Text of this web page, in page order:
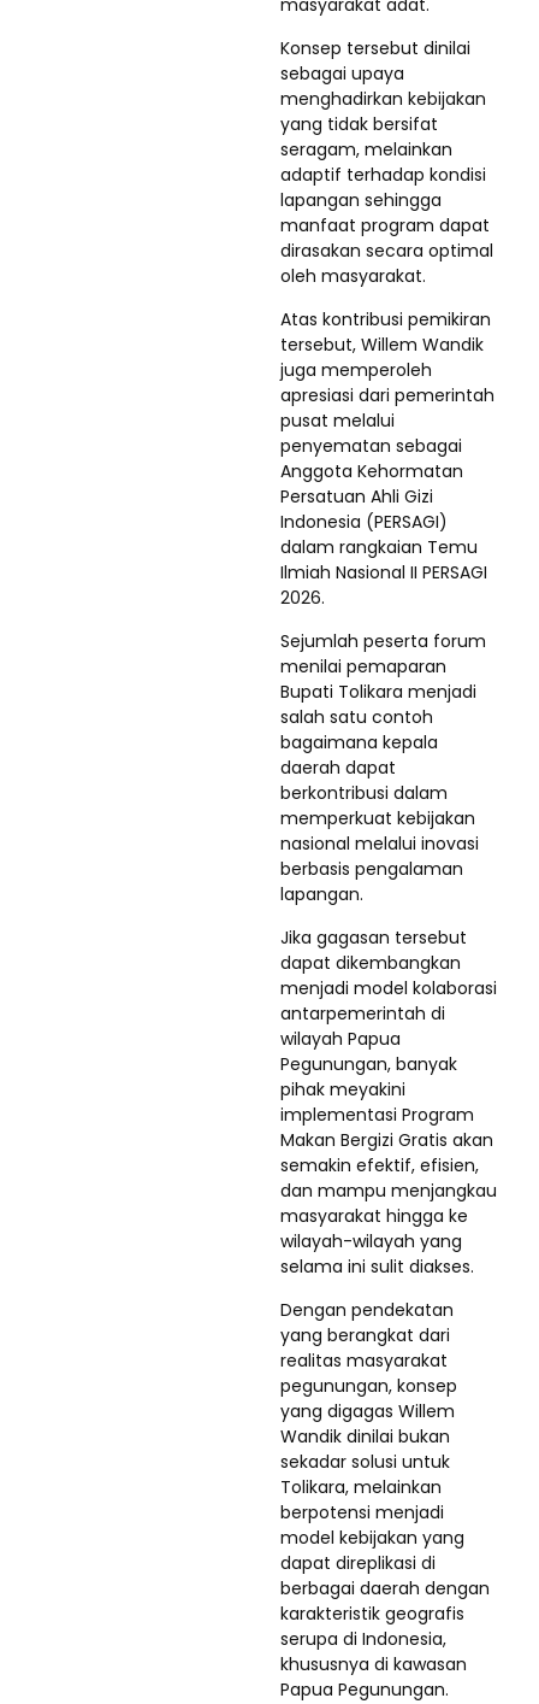
masyarakat adat.
Konsep tersebut dinilai
sebagai upaya
menghadirkan kebijakan
yang tidak bersifat
seragam, melainkan
adaptif terhadap kondisi
lapangan sehingga
manfaat program dapat
dirasakan secara optimal
oleh masyarakat.
Atas kontribusi pemikiran
tersebut, Willem Wandik
juga memperoleh
apresiasi dari pemerintah
pusat melalui
penyematan sebagai
Anggota Kehormatan
Persatuan Ahli Gizi
Indonesia (PERSAGI)
dalam rangkaian Temu
Ilmiah Nasional II PERSAGI
2026.
Sejumlah peserta forum
menilai pemaparan
Bupati Tolikara menjadi
salah satu contoh
bagaimana kepala
daerah dapat
berkontribusi dalam
memperkuat kebijakan
nasional melalui inovasi
berbasis pengalaman
lapangan.
Jika gagasan tersebut
dapat dikembangkan
menjadi model kolaborasi
antarpemerintah di
wilayah Papua
Pegunungan, banyak
pihak meyakini
implementasi Program
Makan Bergizi Gratis akan
semakin efektif, efisien,
dan mampu menjangkau
masyarakat hingga ke
wilayah-wilayah yang
selama ini sulit diakses.
Dengan pendekatan
yang berangkat dari
realitas masyarakat
pegunungan, konsep
yang digagas Willem
Wandik dinilai bukan
sekadar solusi untuk
Tolikara, melainkan
berpotensi menjadi
model kebijakan yang
dapat direplikasi di
berbagai daerah dengan
karakteristik geografis
serupa di Indonesia,
khususnya di kawasan
Papua Pegunungan.